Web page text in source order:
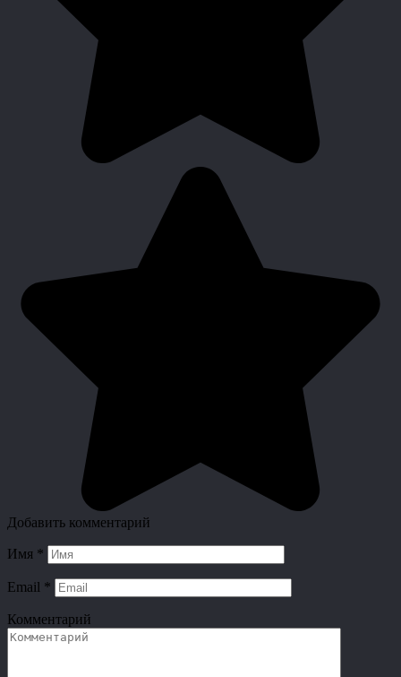
Добавить комментарий
Имя *
Email *
Комментарий